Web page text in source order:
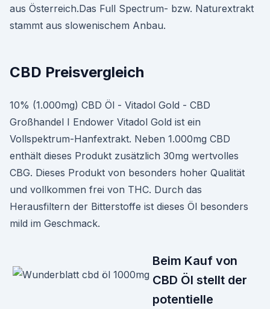
aus Österreich.Das Full Spectrum- bzw. Naturextrakt
stammt aus slowenischem Anbau.
CBD Preisvergleich
10% (1.000mg) CBD Öl - Vitadol Gold - CBD
Großhandel I Endower Vitadol Gold ist ein
Vollspektrum-Hanfextrakt. Neben 1.000mg CBD
enthält dieses Produkt zusätzlich 30mg wertvolles
CBG. Dieses Produkt von besonders hoher Qualität
und vollkommen frei von THC. Durch das
Herausfiltern der Bitterstoffe ist dieses Öl besonders
mild im Geschmack.
Beim Kauf von
CBD Öl stellt der
potentielle